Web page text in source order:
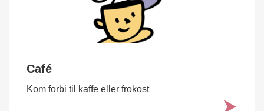
Café
Kom forbi til kaffe eller frokost